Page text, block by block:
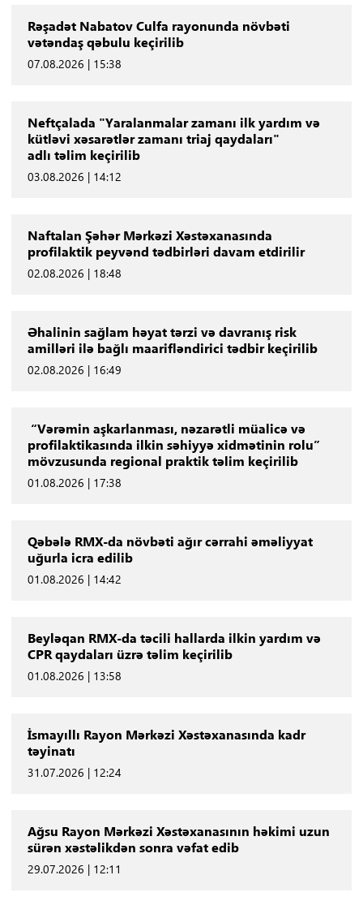
Rəşadət Nabatov Culfa rayonunda növbəti
vətəndaş qəbulu keçirilib
07.08.2026 | 15:38
Neftçalada "Yaralanmalar zamanı ilk yardım və
kütləvi xəsarətlər zamanı triaj qaydaları"
adlı təlim keçirilib
03.08.2026 | 14:12
Naftalan Şəhər Mərkəzi Xəstəxanasında
profilaktik peyvənd tədbirləri davam etdirilir
02.08.2026 | 18:48
Əhalinin sağlam həyat tərzi və davranış risk
amilləri ilə bağlı maarifləndirici tədbir keçirilib
02.08.2026 | 16:49
“Vərəmin aşkarlanması, nəzarətli müalicə və
profilaktikasında ilkin səhiyyə xidmətinin rolu”
mövzusunda regional praktik təlim keçirilib
01.08.2026 | 17:38
Qəbələ RMX-da növbəti ağır cərrahi əməliyyat
uğurla icra edilib
01.08.2026 | 14:42
Beyləqan RMX-da təcili hallarda ilkin yardım və
CPR qaydaları üzrə təlim keçirilib
01.08.2026 | 13:58
İsmayıllı Rayon Mərkəzi Xəstəxanasında kadr
təyinatı
31.07.2026 | 12:24
Ağsu Rayon Mərkəzi Xəstəxanasının həkimi uzun
sürən xəstəlikdən sonra vəfat edib
29.07.2026 | 12:11